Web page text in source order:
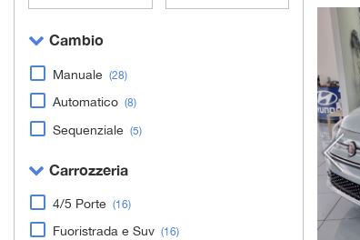
Cambio
Manuale (28)
Automatico (8)
Sequenziale (5)
Carrozzeria
4/5 Porte (16)
Fuoristrada e Suv (16)